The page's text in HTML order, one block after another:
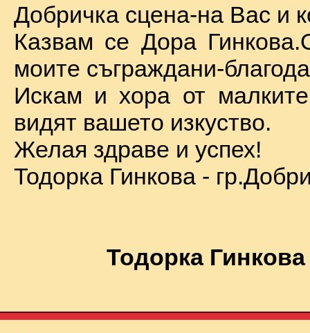
Добричка сцена-на Вас и
Казвам се Дора
моите съграждани-
Искам и хора от
видят вашето изкуство.
Желая здраве и успех!
Тодорка Гинкова -
Тодорка